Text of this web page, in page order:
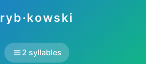
ryb·kowski
2 syllables